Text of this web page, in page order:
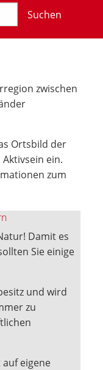
Suchen
zwischen
Ortsbild der
ein.
zum
Damit es
Sie einige
und wird
zu
eigene